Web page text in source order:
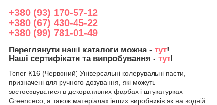
+380 (93) 170-57-12
+380 (67) 430-45-22
+380 (99) 781-01-49
Переглянути наші каталоги можна - тут!
Наші сертифікати та випробування - тут!
Toner K16 (Червоний) Універсальні колерувальні пасти,
призначені для ручного дозування, які можуть
застосовуватися в декоративних фарбах і штукатурках
Greendeco, а також матеріалах інших виробників як на водній